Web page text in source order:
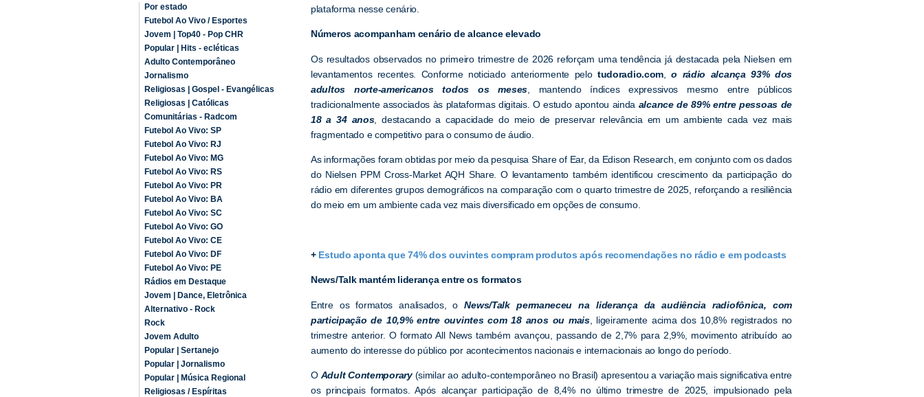
Por estado
Futebol Ao Vivo / Esportes
Jovem | Top40 - Pop CHR
Popular | Hits - ecléticas
Adulto Contemporâneo
Jornalismo
Religiosas | Gospel - Evangélicas
Religiosas | Católicas
Comunitárias - Radcom
Futebol Ao Vivo: SP
Futebol Ao Vivo: RJ
Futebol Ao Vivo: MG
Futebol Ao Vivo: RS
Futebol Ao Vivo: PR
Futebol Ao Vivo: BA
Futebol Ao Vivo: SC
Futebol Ao Vivo: GO
Futebol Ao Vivo: CE
Futebol Ao Vivo: DF
Futebol Ao Vivo: PE
Rádios em Destaque
Jovem | Dance, Eletrônica
Alternativo - Rock
Rock
Jovem Adulto
Popular | Sertanejo
Popular | Jornalismo
Popular | Música Regional
Religiosas / Espíritas
plataforma nesse cenário.
Números acompanham cenário de alcance elevado
Os resultados observados no primeiro trimestre de 2026 reforçam uma tendência já destacada pela Nielsen em
levantamentos recentes. Conforme noticiado anteriormente pelo tudoradio.com ,o rádio alcança 93% dos
adultos norte-americanos todos os meses, mantendo índices expressivos mesmo entre públicos
tradicionalmente associados às plataformas digitais. O estudo apontou ainda alcance de 89% entre pessoas de
18 a 34 anos, destacando a capacidade do meio de preservar relevância em um ambiente cada vez mais
fragmentado e competitivo para o consumo de áudio.
As informações foram obtidas por meio da pesquisa Share of Ear, da Edison Research, em conjunto com os dados
do Nielsen PPM Cross-Market AQH Share. O levantamento também identificou crescimento da participação do
rádio em diferentes grupos demográficos na comparação com o quarto trimestre de 2025, reforçando a resiliência
do meio em um ambiente cada vez mais diversificado em opções de consumo.
+ Estudo aponta que 74% dos ouvintes compram produtos após recomendações no rádio e em podcasts
News/Talk mantém liderança entre os formatos
Entre os formatos analisados, oNews/Talk permaneceu na liderança da audiência radiofônica, com
participação de 10,9% entre ouvintes com 18 anos ou mais, ligeiramente acima dos 10,8% registrados no
trimestre anterior. O formato All News também avançou, passando de 2,7% para 2,9%, movimento atribuído ao
aumento do interesse do público por acontecimentos nacionais e internacionais ao longo do período.
O Adult Contemporary(similar ao adulto-contemporâneo no Brasil) apresentou a variação mais significativa entre
os principais formatos. Após alcançar participação de 8,4% no último trimestre de 2025, impulsionado pela